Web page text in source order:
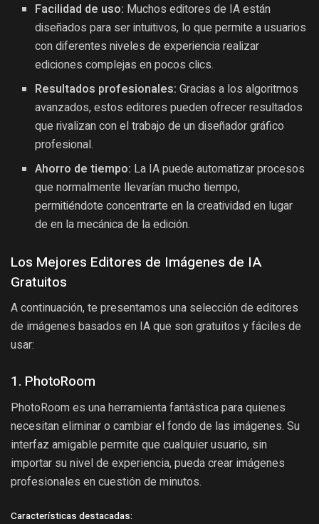
Facilidad de uso: Muchos editores de IA están
diseñados para ser intuitivos, lo que permite a usuarios
con diferentes niveles de experiencia realizar
ediciones complejas en pocos clics.
Resultados profesionales: Gracias a los algoritmos
avanzados, estos editores pueden ofrecer resultados
que rivalizan con el trabajo de un diseñador gráfico
profesional.
Ahorro de tiempo: La IA puede automatizar procesos
que normalmente llevarían mucho tiempo,
permitiéndote concentrarte en la creatividad en lugar
de en la mecánica de la edición.
Los Mejores Editores de Imágenes de IA
Gratuitos
A continuación, te presentamos una selección de editores
de imágenes basados en IA que son gratuitos y fáciles de
usar:
1. PhotoRoom
PhotoRoom es una herramienta fantástica para quienes
necesitan eliminar o cambiar el fondo de las imágenes. Su
interfaz amigable permite que cualquier usuario, sin
importar su nivel de experiencia, pueda crear imágenes
profesionales en cuestión de minutos.
Características destacadas: